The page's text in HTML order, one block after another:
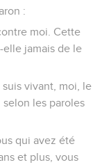
:
moi. Cette
elle jamais de le
vivant, moi, le
les paroles
qui avez été
et plus, vous